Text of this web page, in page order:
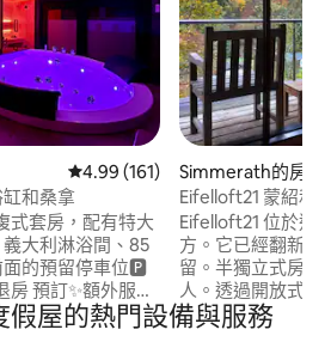
從 161 則評價中獲得 4.99 的平
4.99 (161)
和桑拿
式套房，配有特大
大利淋浴間、85
面的預留停車位🅿️
外服
Simmerath的房源
Eifelloft21 蒙紹和
Eifelloft21 位於迷
方。它已經翻新，
留。半獨立式房屋
人。透過開放式的
何地方欣賞到美妙
是用門隔開的。 從客廳和開放式廚房可進
假屋的熱門設備與服務